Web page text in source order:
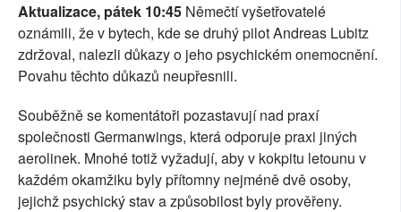
Aktualizace, pátek 10:45 Němečtí vyšetřovatelé
oznámili, že v bytech, kde se druhý pilot Andreas Lubitz
zdržoval, nalezli důkazy o jeho psychickém onemocnění.
Povahu těchto důkazů neupřesnili.
Souběžně se komentátoři pozastavují nad praxí
společnosti Germanwings, která odporuje praxi jiných
aerolinek. Mnohé totiž vyžadují, aby v kokpitu letounu v
každém okamžiku byly přítomny nejméně dvě osoby,
jejichž psychický stav a způsobilost byly prověřeny.